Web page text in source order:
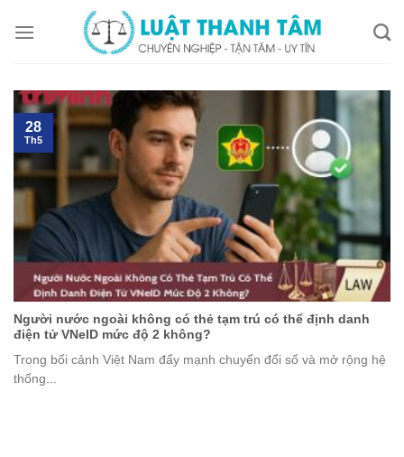
Người nước ngoài không có thẻ tạm trú có thể định danh
điện tử VNeID mức độ 2 không?
Trong bối cảnh Việt Nam đẩy mạnh chuyển đổi số và mở rộng hệ
thống...
28
Th5